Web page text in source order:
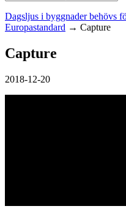
Dagsljus i byggnader behövs
Europastandard → Capture
Capture
2018-12-20